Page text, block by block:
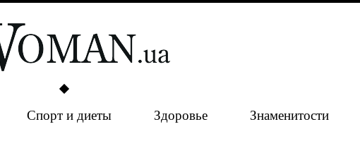
Спорт и диеты Здоровье Знаменитости